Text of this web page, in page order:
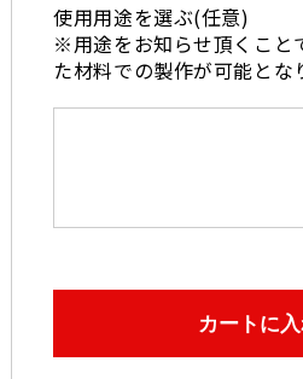
使用用途を選ぶ(任意)
※用途をお知らせ頂くこと
た材料での製作が可能とな
カートに